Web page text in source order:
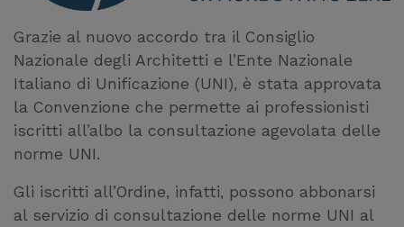
Grazie al nuovo accordo tra il Consiglio
Nazionale degli Architetti e l’Ente Nazionale
Italiano di Unificazione (UNI), è stata approvata
la Convenzione che permette ai professionisti
iscritti all’albo la consultazione agevolata delle
norme UNI.
Gli iscritti all’Ordine, infatti, possono abbonarsi
al servizio di consultazione delle norme UNI al